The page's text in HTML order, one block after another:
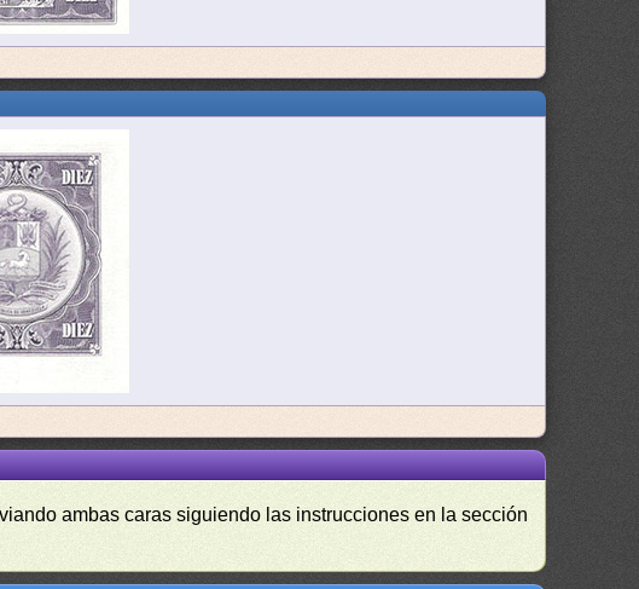
ambas caras siguiendo las instrucciones en la sección